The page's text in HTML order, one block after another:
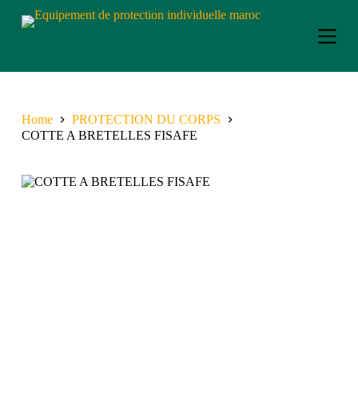
S
k
t
o
n
Home
PROTECTION DU CORPS
COTTE A BRETELLES FISAFE